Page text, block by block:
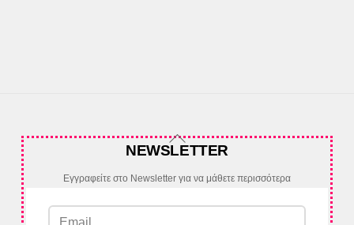
Back
To
NEWSLETTER
Εγγραφείτε στο Newsletter για να μάθετε περισσότερα